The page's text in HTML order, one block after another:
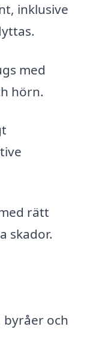
inklusive
med
hörn.
rätt
skador.
byråer och